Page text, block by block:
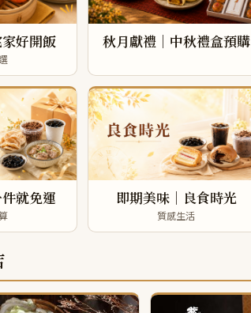
好開飯 秋月獻禮｜中秋禮盒預購
就免運 即期美味｜良食時光
質感生活